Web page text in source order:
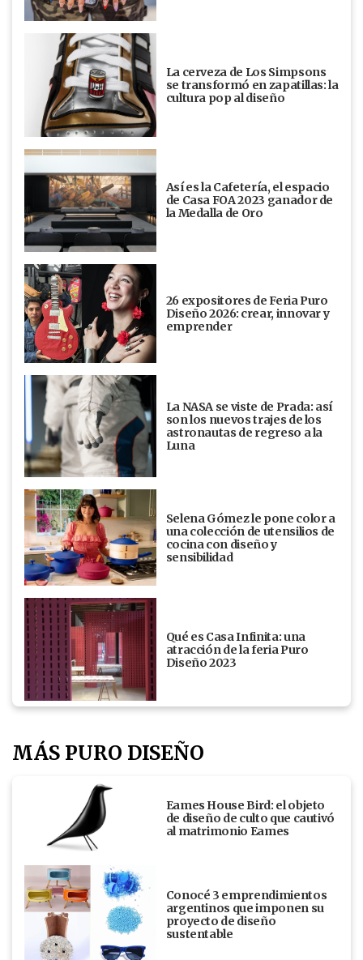
La cerveza de Los Simpsons
se transformó en zapatillas: la
cultura pop al diseño
Así es la Cafetería, el espacio
de Casa FOA 2023 ganador de
la Medalla de Oro
26 expositores de Feria Puro
Diseño 2026: crear, innovar y
emprender
La NASA se viste de Prada: así
son los nuevos trajes de los
astronautas de regreso a la
Luna
Selena Gómez le pone color a
una colección de utensilios de
cocina con diseño y
sensibilidad
Qué es Casa Infinita: una
atracción de la feria Puro
Diseño 2023
MÁS PURO DISEÑO
Eames House Bird: el objeto
de diseño de culto que cautivó
al matrimonio Eames
Conocé 3 emprendimientos
argentinos que imponen su
proyecto de diseño
sustentable